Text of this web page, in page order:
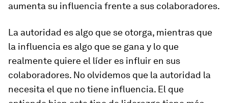
aumenta su influencia frente a sus colaboradores.
La autoridad es algo que se otorga, mientras que
la influencia es algo que se gana y lo que
realmente quiere el líder es influir en sus
colaboradores. No olvidemos que la autoridad la
necesita el que no tiene influencia. El que